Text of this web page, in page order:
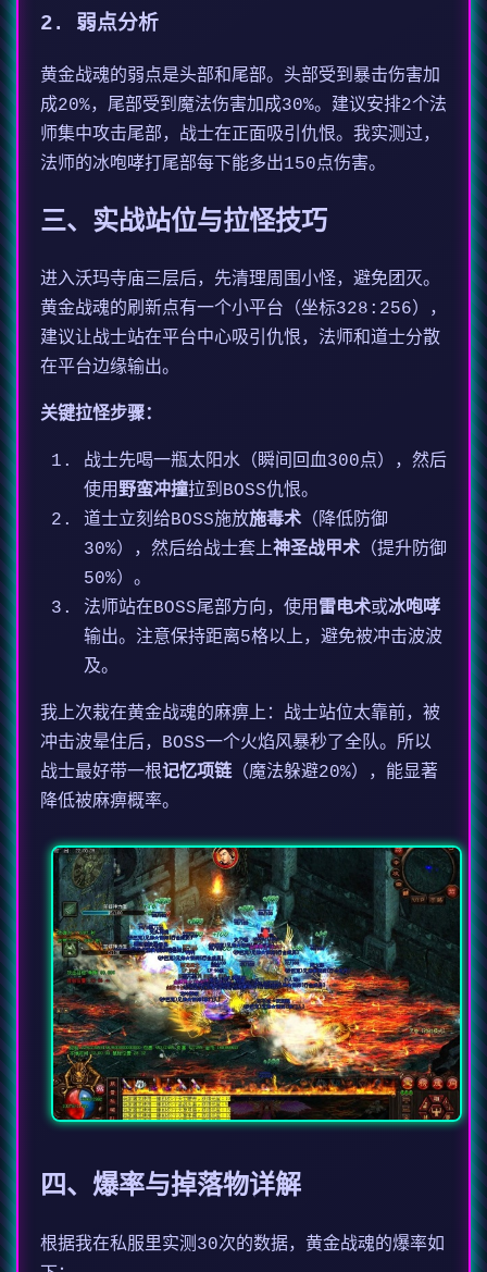
2. 弱点分析
黄金战魂的弱点是头部和尾部。头部受到暴击伤害加
成20%，尾部受到魔法伤害加成30%。建议安排2个法
师集中攻击尾部，战士在正面吸引仇恨。我实测过，
法师的冰咆哮打尾部每下能多出150点伤害。
三、实战站位与拉怪技巧
进入沃玛寺庙三层后，先清理周围小怪，避免团灭。
黄金战魂的刷新点有一个小平台（坐标328:256），
建议让战士站在平台中心吸引仇恨，法师和道士分散
在平台边缘输出。
关键拉怪步骤：
战士先喝一瓶太阳水（瞬间回血300点），然后
使用野蛮冲撞拉到BOSS仇恨。
道士立刻给BOSS施放施毒术 （降低防御
30%），然后给战士套上神圣战甲术 （提升防御
50%）。
法师站在BOSS尾部方向，使用 雷电术或冰咆哮
输出。注意保持距离5格以上，避免被冲击波波
及。
我上次栽在黄金战魂的麻痹上：战士站位太靠前，被
冲击波晕住后，BOSS一个火焰风暴秒了全队。所以
战士最好带一根记忆项链（魔法躲避20%），能显著
降低被麻痹概率。
四、爆率与掉落物详解
根据我在私服里实测30次的数据，黄金战魂的爆率如